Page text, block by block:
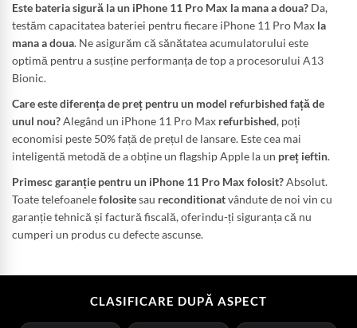
Este bateria sigură la un iPhone 11 Pro Max la mana a doua? Da,
testăm capacitatea bateriei pentru fiecare iPhone 11 Pro Max la
mana a doua. Ne asigurăm că sănătatea acumulatorului este
optimă pentru a susține performanța de top a procesorului A13
Bionic.
Care este diferența de preț pentru un model refurbished față de
unul nou?Alegând un iPhone 11 Pro Max refurbished, poți
economisi peste 50% față de prețul de lansare. Este cea mai
inteligentă metodă de a obține un flagship Apple la un preț ieftin.
Primesc garanție pentru un iPhone 11 Pro Max folosit?Absolut.
Toate telefoanelefolositesau reconditionatvândute de noi vin cu
garanție tehnică și factură fiscală, oferindu-ți siguranța că nu
cumperi un produs cu defecte ascunse.
CLASIFICARE DUPĂ ASPECT